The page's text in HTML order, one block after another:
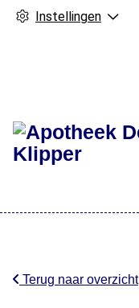
Instellingen
Terug naar overzicht